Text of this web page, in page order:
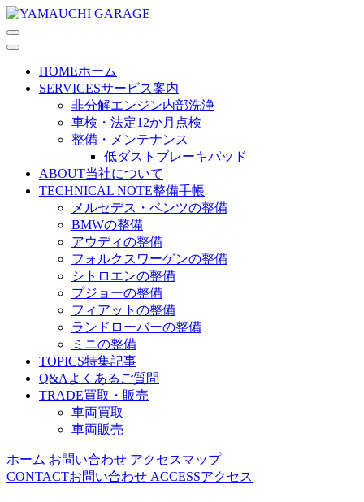
HOMEホーム
SERVICESサービス案内
非分解エンジン内部洗浄
車検・法定12か月点検
整備・メンテナンス
低ダストブレーキパッド
ABOUT当社について
TECHNICAL NOTE整備手帳
メルセデス・ベンツの整備
BMWの整備
アウディの整備
フォルクスワーゲンの整備
シトロエンの整備
プジョーの整備
フィアットの整備
ランドローバーの整備
ミニの整備
TOPICS特集記事
Q&A よくあるご質問
TRADE買取・販売
車両買取
車両販売
ホーム お問い合わせ アクセスマップ
CONTACTお問い合わせ ACCESSアクセス